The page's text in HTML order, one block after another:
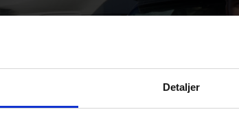
Detaljer